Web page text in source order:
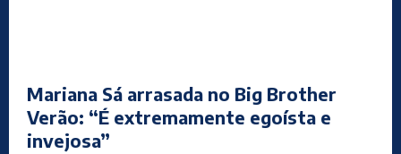
Mariana Sá arrasada no Big Brother
Verão: “É extremamente egoísta e
invejosa”